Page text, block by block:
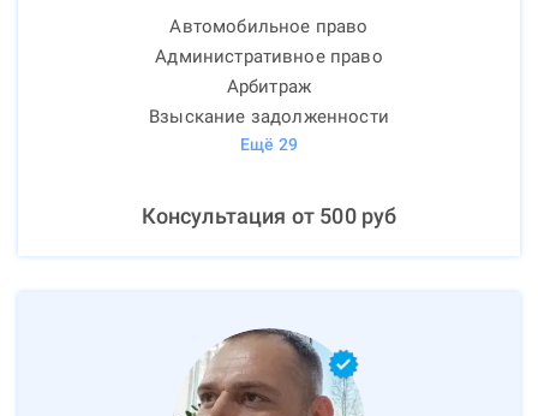
Автомобильное право
Административное право
Арбитраж
Взыскание задолженности
Ещё 29
Консультация от 500руб